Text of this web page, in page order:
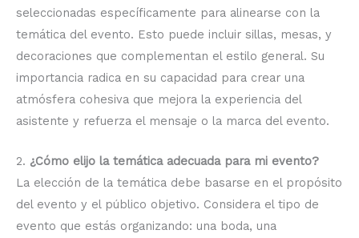
seleccionadas específicamente para alinearse con la
temática del evento. Esto puede incluir sillas, mesas, y
decoraciones que complementan el estilo general. Su
importancia radica en su capacidad para crear una
atmósfera cohesiva que mejora la experiencia del
asistente y refuerza el mensaje o la marca del evento.
2. ¿Cómo elijo la temática adecuada para mi evento?
La elección de la temática debe basarse en el propósito
del evento y el público objetivo. Considera el tipo de
evento que estás organizando: una boda, una